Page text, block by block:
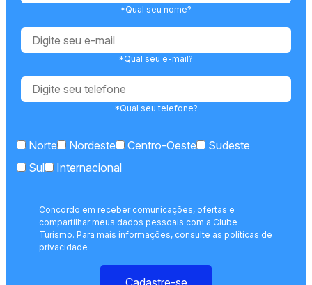
*Qual seu nome?
*Qual seu e-mail?
*Qual seu telefone?
Norte Nordeste Centro-Oeste
Sudeste
Sul
Internacional
Concordo em receber comunicações, ofertas e
compartilhar meus dados pessoais com a Clube
Turismo. Para mais informações, consulte as políticas de
privacidade
Cadastre-se